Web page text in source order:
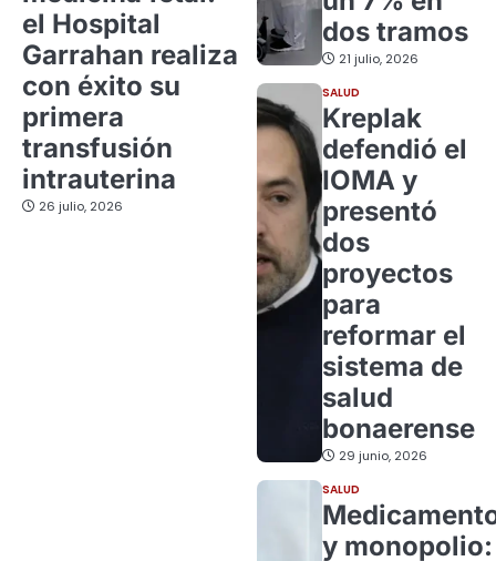
el Hospital
Garrahan realiza
con éxito su
primera
transfusión
intrauterina
26 julio, 2026
dos tramos
21 julio, 2026
SALUD
Kreplak
defendió el
IOMA y
presentó
dos
proyectos
para
reformar el
sistema de
salud
bonaerense
29 junio, 2026
SALUD
y monopolio: